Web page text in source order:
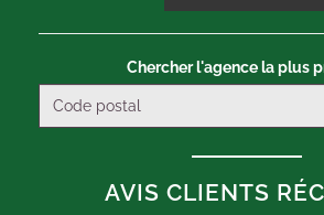
Chercher l'agence la plus
AVIS CLIENTS